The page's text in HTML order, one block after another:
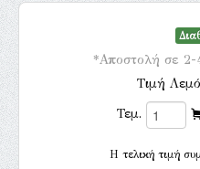
*Αποστολή σε 2-
Τιμή
Τεμ.
H τελική τιμή